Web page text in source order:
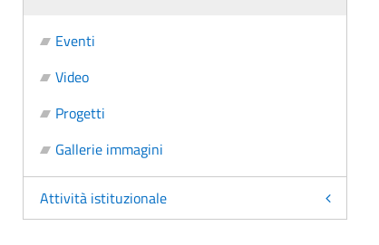
Eventi
Video
Progetti
Gallerie immagini
Attività istituzionale